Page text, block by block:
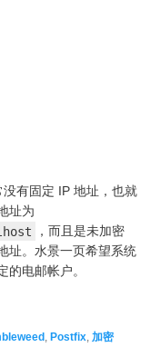
有固定 IP 地址，也就
址为
，而且是未加密
址。水景一页希望系统
的电邮帐户。
, Postfix,加密